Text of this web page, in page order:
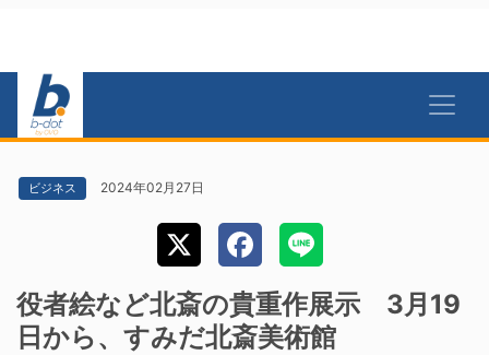
ビジネス 2024年02月27日
役者絵など北斎の貴重作展示 3月19
日から、すみだ北斎美術館